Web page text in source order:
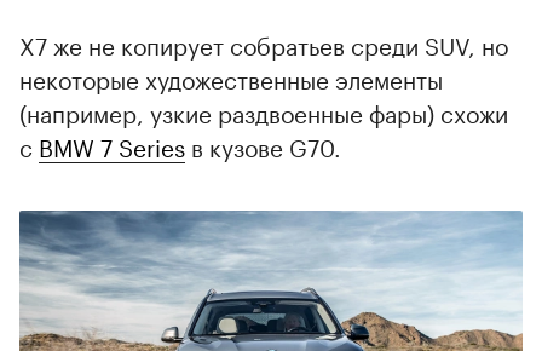
X7 же не копирует собратьев среди SUV, но
некоторые художественные элементы
(например, узкие раздвоенные фары) схожи
с BMW 7 Series в кузове G70.